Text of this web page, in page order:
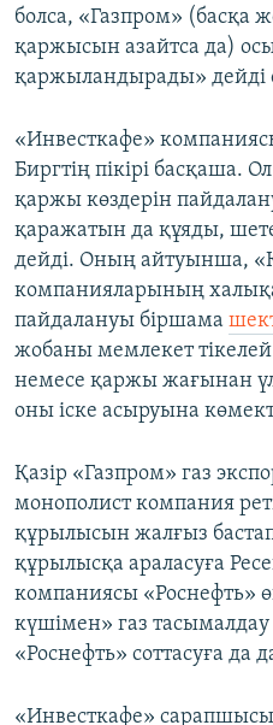
болса, «Газпром» (басқа
қаржысын азайтса да)
қаржыландырады» дейді
«Инвесткафе»
Биргтің пікірі басқаша.
қаржы көздерін
қаражатын да құяды,
дейді. Оның айтуынша,
компанияларының
пайдалануы біршама
жобаны мемлекет
немесе қаржы жағынан
оны іске асыруына
Қазір «Газпром» газ
монополист компания
құрылысын жалғыз
құрылысқа араласуға
компаниясы «Роснефть»
күшімен» газ
«Роснефть» соттасуға да
«Инвесткафе»